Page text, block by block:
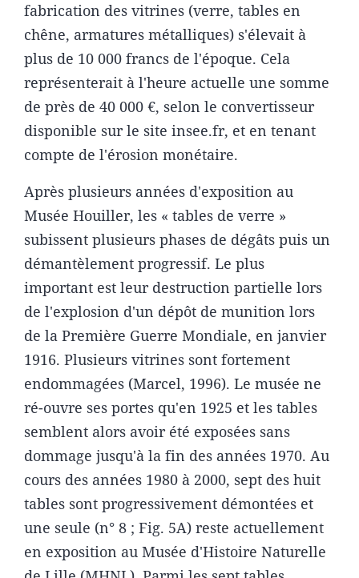
fabrication des vitrines (verre, tables en
chêne, armatures métalliques) s'élevait à
plus de 10 000 francs de l'époque. Cela
représenterait à l'heure actuelle une somme
de près de 40 000 €, selon le convertisseur
disponible sur le site insee.fr, et en tenant
compte de l'érosion monétaire.
Après plusieurs années d'exposition au
Musée Houiller, les « tables de verre »
subissent plusieurs phases de dégâts puis un
démantèlement progressif. Le plus
important est leur destruction partielle lors
de l'explosion d'un dépôt de munition lors
de la Première Guerre Mondiale, en janvier
1916. Plusieurs vitrines sont fortement
endommagées (Marcel, 1996). Le musée ne
ré-ouvre ses portes qu'en 1925 et les tables
semblent alors avoir été exposées sans
dommage jusqu'à la fin des années 1970. Au
cours des années 1980 à 2000, sept des huit
tables sont progressivement démontées et
une seule (n° 8 ; Fig. 5A) reste actuellement
en exposition au Musée d'Histoire Naturelle